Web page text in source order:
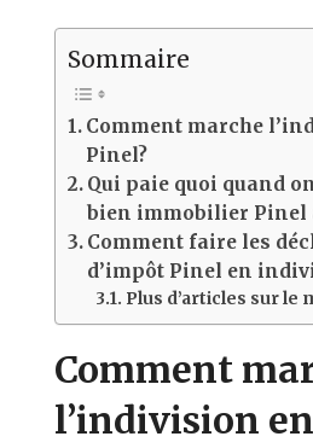
Sommaire
Comment marche
Pinel?
Qui paie quoi quand
bien immobilier Pinel
Comment faire les
d’impôt Pinel en
Plus d’articles sur le
Comment
l’indivision